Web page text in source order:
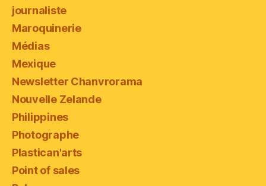
journaliste
Maroquinerie
Médias
Mexique
Newsletter Chanvrorama
Nouvelle Zelande
Philippines
Photographe
Plastican'arts
Point of sales